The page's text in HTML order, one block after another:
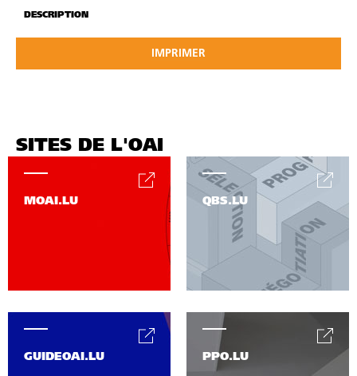
DESCRIPTION
IMPRIMER
SITES DE L'OAI
MOAI.LU QBS.LU
PPO.LU
GUIDEOAI.LU